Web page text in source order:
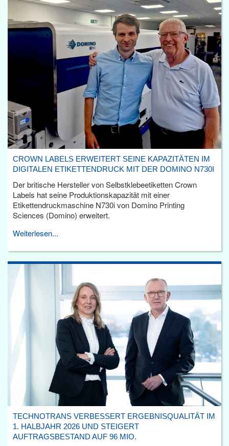
CROWN LABELS ERWEITERT SEINE KAPAZITÄTEN IM
DIGITALEN ETIKETTENDRUCK MIT DER DOMINO N730I
Der britische Hersteller von Selbstklebeetiketten Crown
Labels hat seine Produktionskapazität mit einer
Etikettendruckmaschine N730i von Domino Printing
Sciences (Domino) erweitert.
Weiterlesen...
TECHNOTRANS VERBESSERT ERGEBNISQUALITÄT IM
1. HALBJAHR 2026 UND STEIGERT
AUFTRAGSBESTAND AUF 96 MIO.